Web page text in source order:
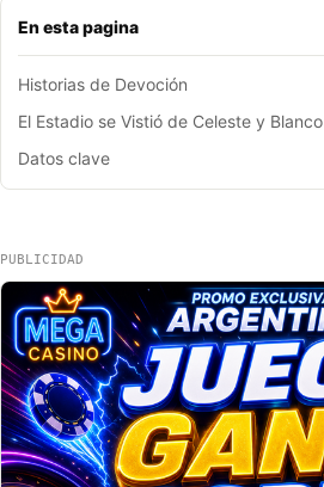
En esta pagina
Historias de Devoción
El Estadio se Vistió de Celeste y Blanco
Datos clave
PUBLICIDAD